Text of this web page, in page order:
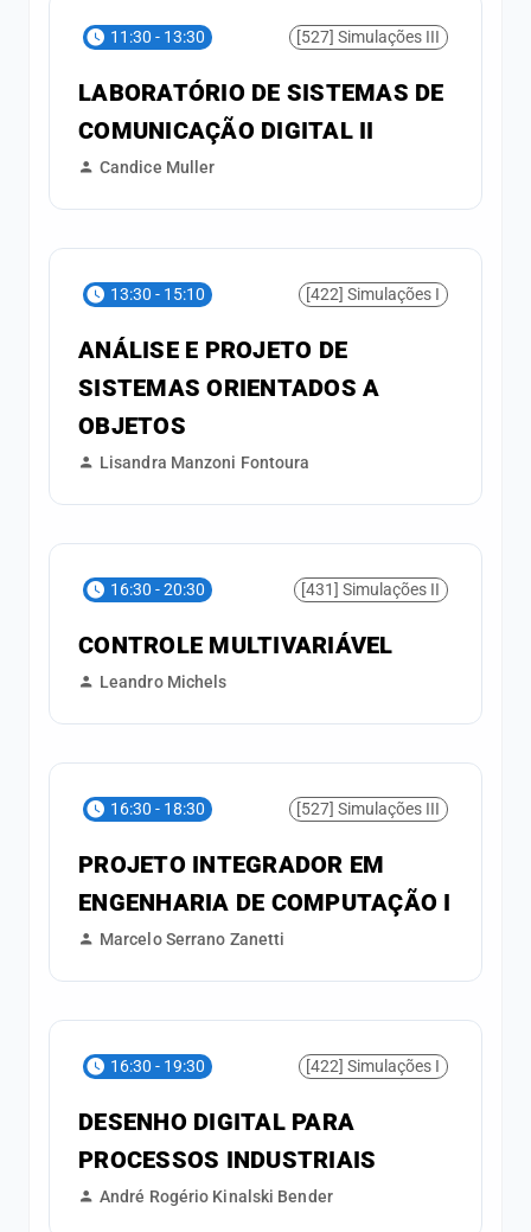
11:30 - 13:30 [527] Simulações III
LABORATÓRIO DE SISTEMAS DE
COMUNICAÇÃO DIGITAL II
Candice Muller
13:30 - 15:10 [422] Simulações I
ANÁLISE E PROJETO DE
SISTEMAS ORIENTADOS A
OBJETOS
Lisandra Manzoni Fontoura
16:30 - 20:30 [431] Simulações II
CONTROLE MULTIVARIÁVEL
Leandro Michels
16:30 - 18:30 [527] Simulações III
PROJETO INTEGRADOR EM
ENGENHARIA DE COMPUTAÇÃO I
Marcelo Serrano Zanetti
16:30 - 19:30 [422] Simulações I
DESENHO DIGITAL PARA
PROCESSOS INDUSTRIAIS
André Rogério Kinalski Bender